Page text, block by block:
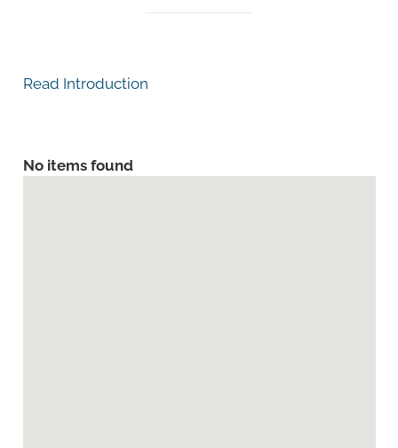
Read Introduction
No items found